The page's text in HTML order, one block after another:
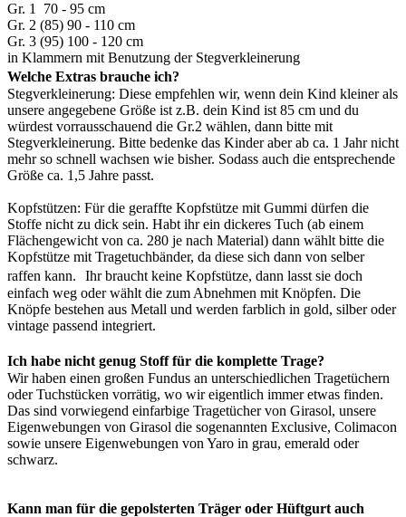
Gr. 1 70 - 95 cm
Gr. 2 (85) 90 - 110 cm
Gr. 3 (95) 100 - 120 cm
in Klammern mit Benutzung der Stegverkleinerung
Welche Extras brauche ich?
Stegverkleinerung: Diese empfehlen wir, wenn dein Kind kleiner als
unsere angegebene Größe ist z.B. dein Kind ist 85 cm und du
würdest vorrausschauend die Gr.2 wählen, dann bitte mit
Stegverkleinerung. Bitte bedenke das Kinder aber ab ca. 1 Jahr nicht
mehr so schnell wachsen wie bisher. Sodass auch die entsprechende
Größe ca. 1,5 Jahre passt.
Kopfstützen: Für die geraffte Kopfstütze mit Gummi dürfen die
Stoffe nicht zu dick sein. Habt ihr ein dickeres Tuch (ab einem
Flächengewicht von ca. 280 je nach Material) dann wählt bitte die
Kopfstütze mit Tragetuchbänder, da diese sich dann von selber
raffen kann. Ihr braucht keine Kopfstütze, dann lasst sie doch
einfach weg oder wählt die zum Abnehmen mit Knöpfen. Die
Knöpfe bestehen aus Metall und werden farblich in gold, silber oder
vintage passend integriert.
Ich habe nicht genug Stoff für die komplette Trage?
Wir haben einen großen Fundus an unterschiedlichen Tragetüchern
oder Tuchstücken vorrätig, wo wir eigentlich immer etwas finden.
Das sind vorwiegend einfarbige Tragetücher von Girasol, unsere
Eigenwebungen von Girasol die sogenannten Exclusive, Colimacon
sowie unsere Eigenwebungen von Yaro in grau, emerald oder
schwarz.
Kann man für die gepolsterten Träger oder Hüftgurt auch